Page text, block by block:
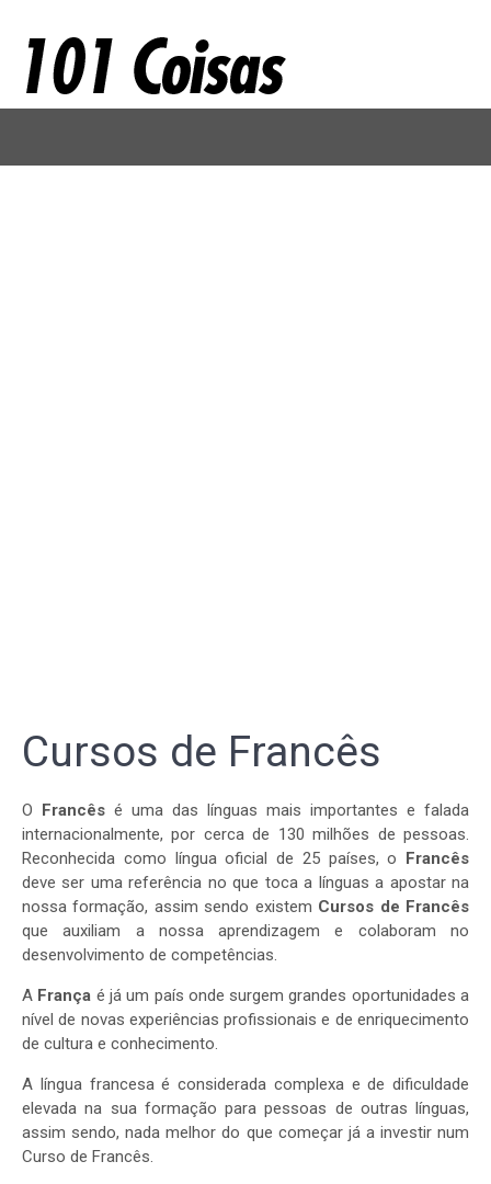
Cursos de Francês
O Francês é uma das línguas mais importantes e falada
internacionalmente, por cerca de 130 milhões de pessoas.
Reconhecida como língua oficial de 25 países, o Francês
deve ser uma referência no que toca a línguas a apostar na
nossa formação, assim sendo existem Cursos de Francês
que auxiliam a nossa aprendizagem e colaboram no
desenvolvimento de competências.
A França é já um país onde surgem grandes oportunidades a
nível de novas experiências profissionais e de enriquecimento
de cultura e conhecimento.
A língua francesa é considerada complexa e de dificuldade
elevada na sua formação para pessoas de outras línguas,
assim sendo, nada melhor do que começar já a investir num
Curso de Francês.